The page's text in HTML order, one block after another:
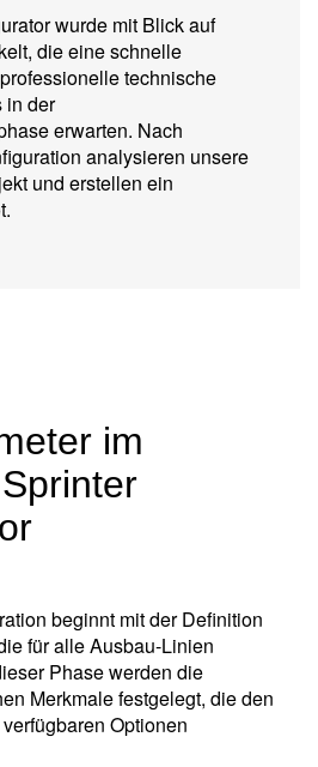
wurde mit Blick auf
die eine schnelle
technische
in der
erwarten. Nach
analysieren unsere
und erstellen ein
im
beginnt mit der Definition
für alle Ausbau-Linien
Phase werden die
Merkmale festgelegt, die den
Optionen